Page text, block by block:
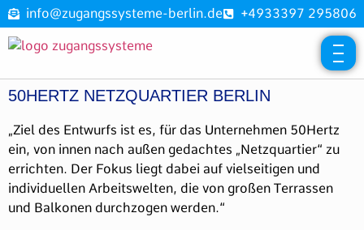
info@zugangssysteme-berlin.de +4933397 295806
50HERTZ NETZQUARTIER BERLIN
„Ziel des Entwurfs ist es, für das Unternehmen 50Hertz
ein, von innen nach außen gedachtes „Netzquartier“ zu
errichten. Der Fokus liegt dabei auf vielseitigen und
individuellen Arbeitswelten, die von großen Terrassen
und Balkonen durchzogen werden.“